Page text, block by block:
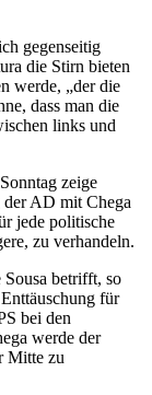
gegenseitig
die Stirn bieten
werde, „der die
dass man die
links und
zeige
der AD mit Chega
jede politische
zu verhandeln.
betrifft, so
für
bei den
werde der
Mitte zu